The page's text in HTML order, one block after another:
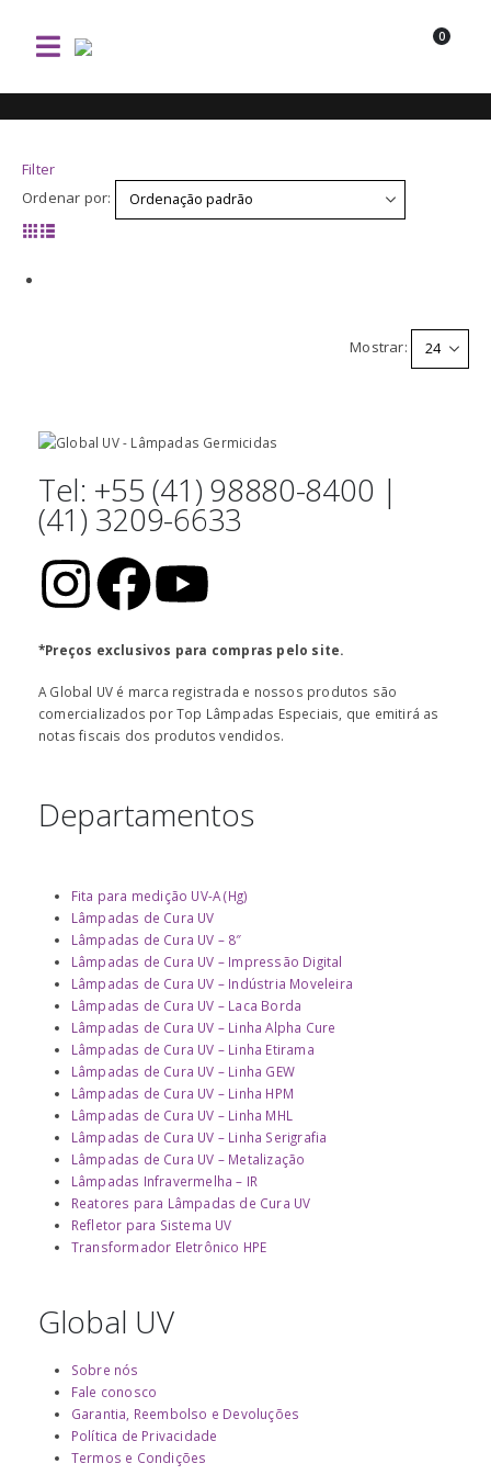
0
Filter
Ordenar por:
Mostrar:
Tel: +55 (41) 98880-8400 |
(41) 3209-6633
*Preços exclusivos para compras pelo site.
A Global UV é marca registrada e nossos produtos são
comercializados por Top Lâmpadas Especiais, que emitirá as
notas fiscais dos produtos vendidos.
Departamentos
Fita para medição UV-A (Hg)
Lâmpadas de Cura UV
Lâmpadas de Cura UV – 8″
Lâmpadas de Cura UV – Impressão Digital
Lâmpadas de Cura UV – Indústria Moveleira
Lâmpadas de Cura UV – Laca Borda
Lâmpadas de Cura UV – Linha Alpha Cure
Lâmpadas de Cura UV – Linha Etirama
Lâmpadas de Cura UV – Linha GEW
Lâmpadas de Cura UV – Linha HPM
Lâmpadas de Cura UV – Linha MHL
Lâmpadas de Cura UV – Linha Serigrafia
Lâmpadas de Cura UV – Metalização
Lâmpadas Infravermelha – IR
Reatores para Lâmpadas de Cura UV
Refletor para Sistema UV
Transformador Eletrônico HPE
Global UV
Sobre nós
Fale conosco
Garantia, Reembolso e Devoluções
Política de Privacidade
Termos e Condições